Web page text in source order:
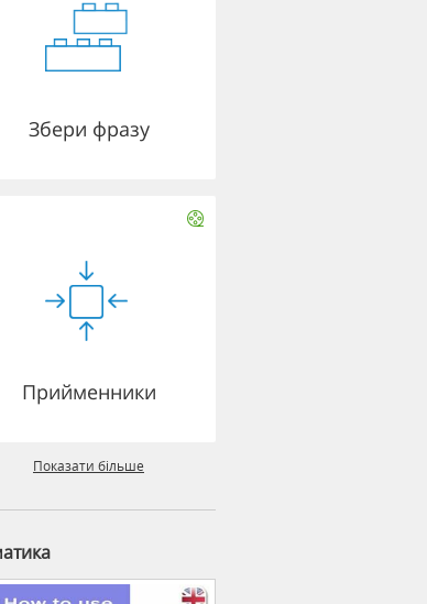
Збери фразу
Прийменники
Показати більше